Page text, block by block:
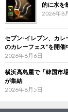
的に水を
2026年8
セブン‐イレブン、カ
のカレーフェス”を開催
2026年8月6日
横浜高島屋で「韓国市
が集結
2026年8月5日